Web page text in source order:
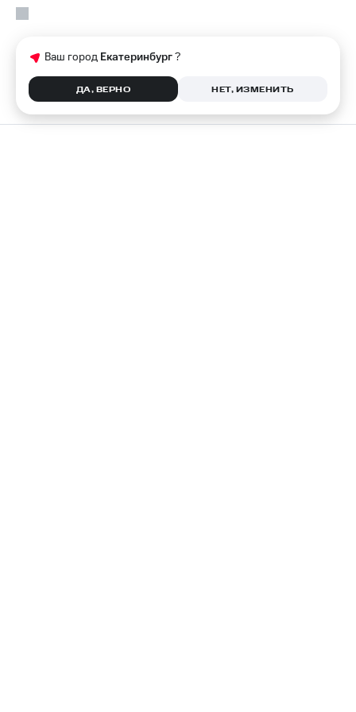
Ваш город Екатеринбург?
ДА, ВЕРНО НЕТ, ИЗМЕНИТЬ